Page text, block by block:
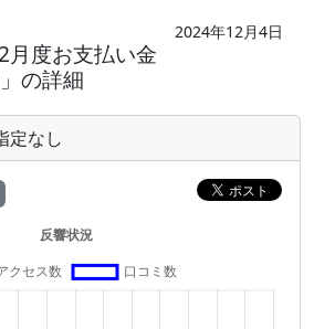
月度お支払い金
の詳細
2024年12月4日
定なし